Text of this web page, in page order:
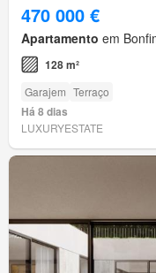
470 000 €
Apartamento em
128 m²
Garajem Terraço
Há 8 dias
LUXURYESTATE